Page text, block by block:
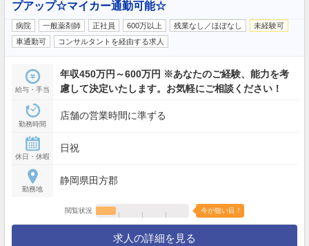
プアップ☆マイカー通勤可能☆
病院 一般薬剤師 正社員 600万以上 残業なし／ほぼなし
未経験可
車通勤可
コンサルタントを経由する求人
給与・手当
年収450万円～600万円 ※あなたのご経験、能力を考
慮して決定いたします。お気軽にご相談ください！
勤務時間
店舗の営業時間に準ずる
休日・休暇
日祝
勤務地
静岡県田方郡
閲覧状況 今が狙い目！
求人の詳細を見る